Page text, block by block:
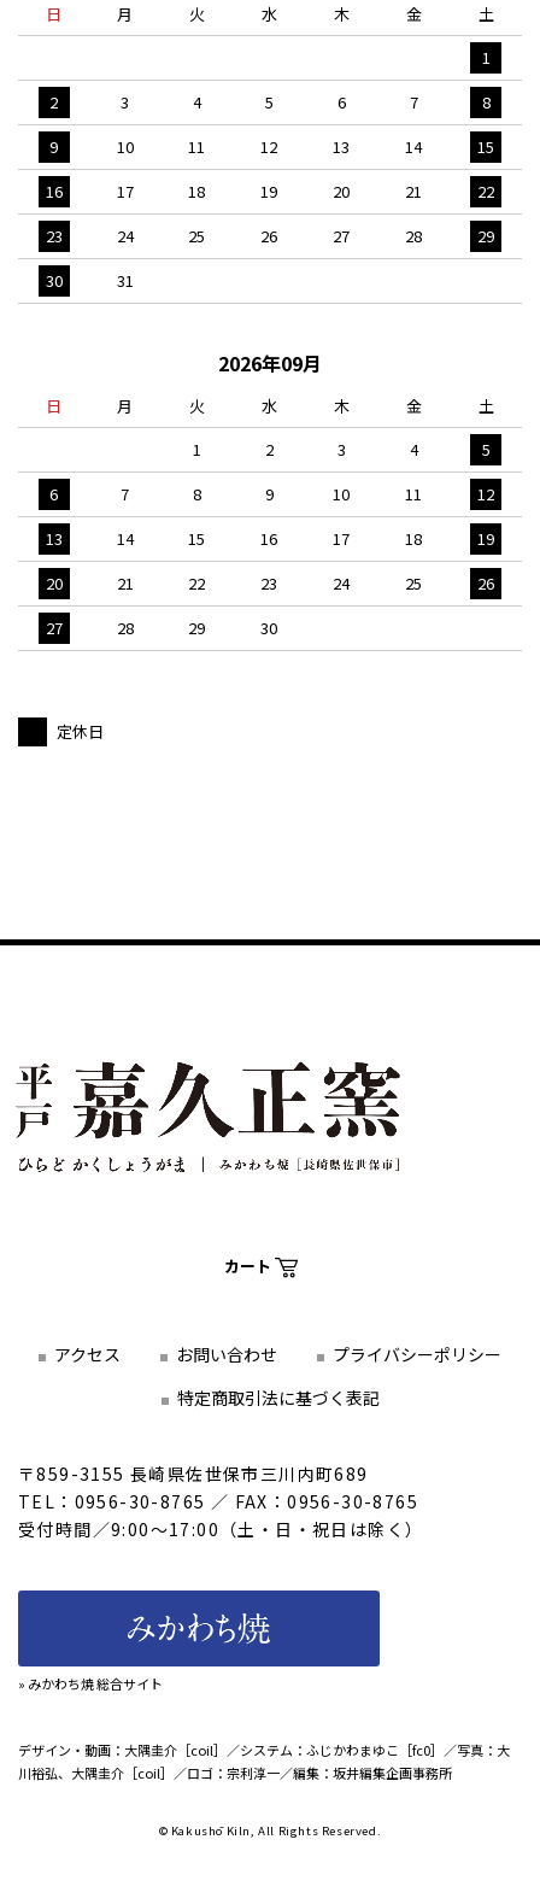
日 月 火 水 木 金
土
1
2
3 4 5 6 7
8
9
10 11 12 13 14
15
16
17 18 19 20 21
22
23
24 25 26 27 28
29
30
31
2026年09月
日 月 火 水 木 金
土
1
2 3 4
5
6
7 8 9 10 11
12
13
14 15 16 17 18
19
20
21 22 23 24 25
26
27
28 29 30
定休日
カート
アクセス お問い合わせ
プライバシーポリシー
特定商取引法に基づく表記
〒859-3155 長崎県佐世保市三川内町689
TEL：0956-30-8765 ／ FAX：0956-30-8765
受付時間／9:00～17:00（土・日・祝日は除く）
» みかわち焼 総合サイト
デザイン・動画：大隅圭介［coil］／システム：ふじかわまゆこ［fc0］／写真：大
川裕弘、大隅圭介［coil］／ロゴ：宗利淳一／編集：坂井編集企画事務所
© Kakushō Kiln, All Rights Reserved.